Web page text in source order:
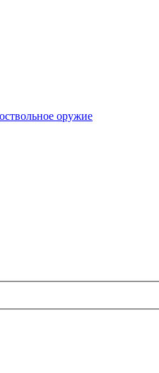
оружие